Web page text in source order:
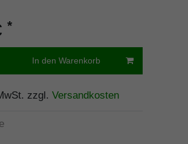
*
In den Warenkorb
zzgl. Versandkosten